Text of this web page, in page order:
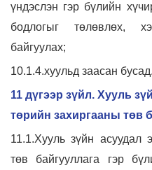
үндэслэн гэр бүлийн
бодлогыг төлөвлөх,
байгуулах;
10.1.4.хуульд заасан бусад.
11 дүгээр зүйл. Хууль
төрийн захиргааны төв
11.1.Хууль зүйн асуудал
төв байгууллага гэр